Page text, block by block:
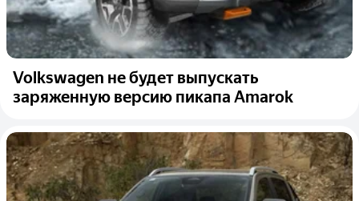
Volkswagen не будет выпускать
заряженную версию пикапа Amarok